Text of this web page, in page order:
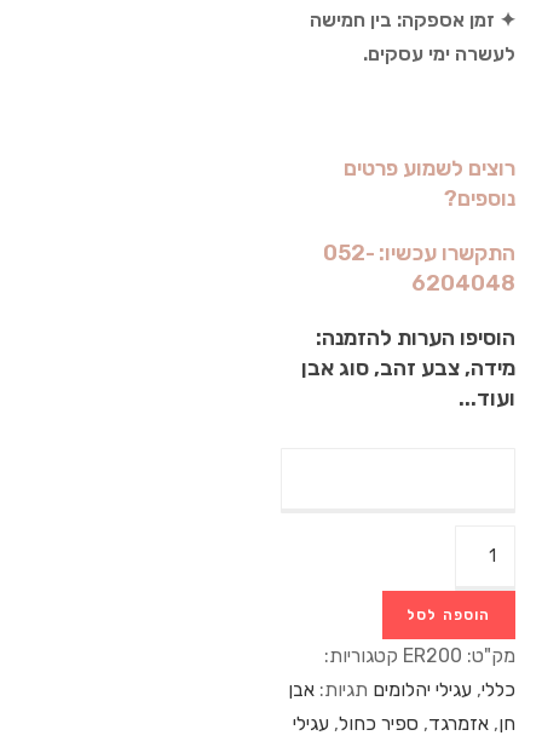
✦ זמן אספקה: בין חמישה
לעשרה ימי עסקים.
רוצים לשמוע פרטים
נוספים?
התקשרו עכשיו: 052-
6204048
הוסיפו הערות להזמנה:
מידה, צבע זהב, סוג אבן
ועוד...
הוספה לסל
מק"ט: ER200 קטגוריות:
כללי, עגילי יהלומים תגיות:אבן
חן,אזמרגד, ספיר כחול, עגילי